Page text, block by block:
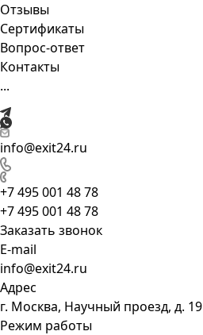
Отзывы
Сертификаты
Вопрос-ответ
Контакты
...
info@exit24.ru
+7 495 001 48 78
+7 495 001 48 78
Заказать звонок
E-mail
info@exit24.ru
Адрес
г. Москва, Научный проезд, д. 19
Режим работы